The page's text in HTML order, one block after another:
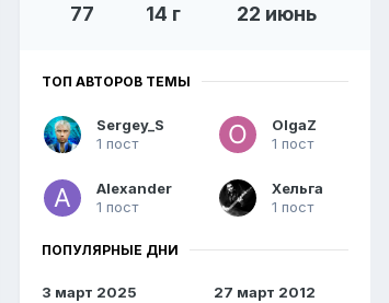
77 14 г 22 июнь
ТОП АВТОРОВ ТЕМЫ
Sergey_S
1 пост
OlgaZ
1 пост
Alexander
1 пост
Хельга
1 пост
ПОПУЛЯРНЫЕ ДНИ
3 март 2025
27 март 2012